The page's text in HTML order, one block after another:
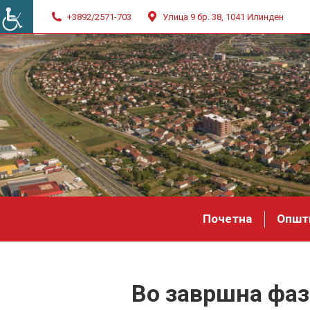
+3892/2571-703 Улица 9 бр. 38, 1041 Илинден
Почетна
Во завршна